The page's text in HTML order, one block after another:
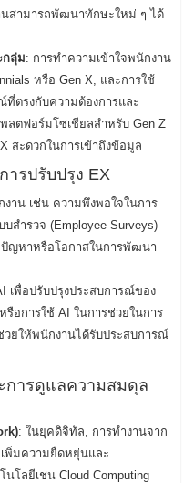
นสามารถพัฒนาทักษะใหม่ ๆ ได้
กลุ่ม: การทำความเข้าใจพนักงาน
หรือ Gen X, และการใช้
ที่ตรงกับความต้องการและ
ลตฟอร์มโซเชียลสำหรับ Gen Z
สะดวกในการเข้าถึงข้อมูล
ารปรับปรุง EX
าน เช่น ความพึงพอใจในการ
สำรวจ (Employee Surveys)
ปัญหาหรือโอกาสในการพัฒนา
เพื่อปรับปรุงประสบการณ์ของ
รือการใช้ AI ในการช่วยในการ
ยให้พนักงานได้รับประสบการณ์
การดูแลความสมดุล
: ในยุคดิจิทัล, การทำงานจาก
พิ่มความยืดหยุ่นและ
โลยีเช่น Cloud Computing